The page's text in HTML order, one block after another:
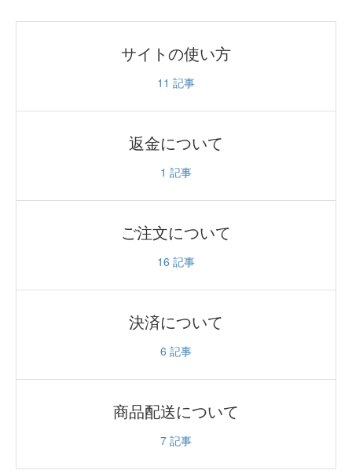
サイトの使い方
11 記事
返金について
1 記事
ご注文について
16 記事
決済について
6 記事
商品配送について
7 記事